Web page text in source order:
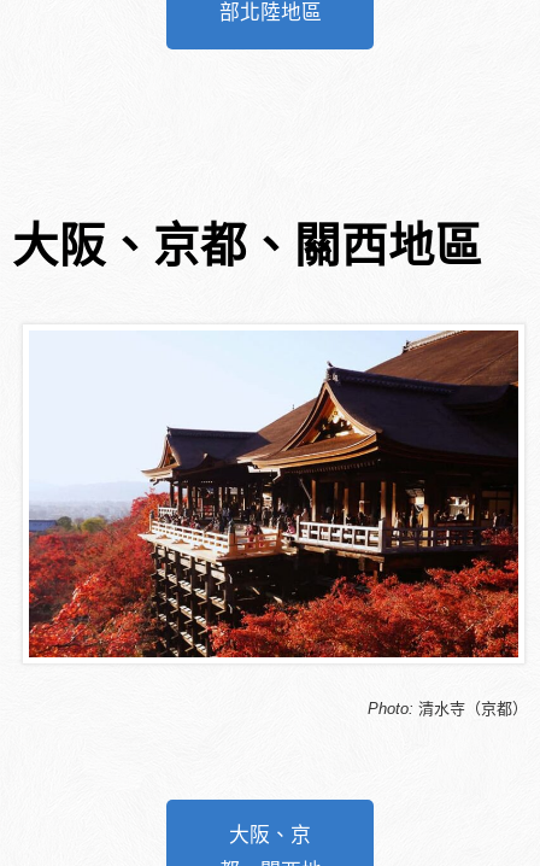
部北陸地區
大阪、京都、關西地區
Photo: 清水寺（京都）
大阪、京